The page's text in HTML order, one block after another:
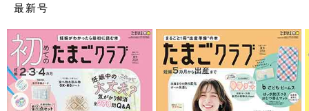
最新号